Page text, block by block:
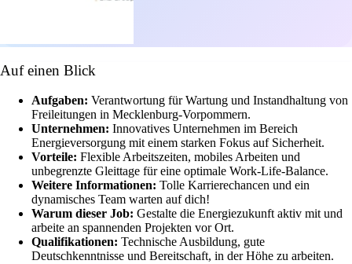
Auf einen Blick
Aufgaben: Verantwortung für Wartung und Instandhaltung von
Freileitungen in Mecklenburg-Vorpommern.
Unternehmen: Innovatives Unternehmen im Bereich
Energieversorgung mit einem starken Fokus auf Sicherheit.
Vorteile: Flexible Arbeitszeiten, mobiles Arbeiten und
unbegrenzte Gleittage für eine optimale Work-Life-Balance.
Weitere Informationen: Tolle Karrierechancen und ein
dynamisches Team warten auf dich!
Warum dieser Job: Gestalte die Energiezukunft aktiv mit und
arbeite an spannenden Projekten vor Ort.
Qualifikationen: Technische Ausbildung, gute
Deutschkenntnisse und Bereitschaft, in der Höhe zu arbeiten.